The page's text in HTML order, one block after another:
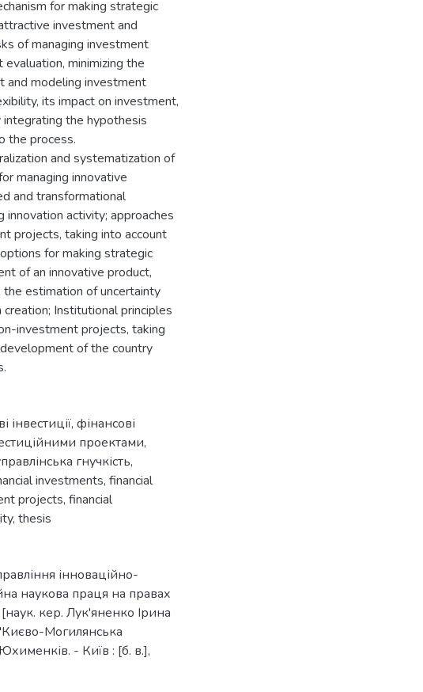
for making strategic
investment and
of managing investment
minimizing the
modeling investment
its impact on investment,
the hypothesis
the process.
and systematization of
managing innovative
and transformational
activity; approaches
projects, taking into account
for making strategic
of an innovative product,
the estimation of uncertainty
Institutional principles
investment projects, taking
of the country
інвестиції, фінансові
проектами,
гнучкість,
investments, financial
projects, financial
, thesis
інноваційно-
наукова праця на правах
кер. Лук'яненко Ірина
Могилянська
- Київ : [б. в.],